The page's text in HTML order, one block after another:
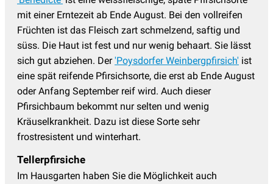
mit einer Erntezeit ab Ende August. Bei den vollreifen
Früchten ist das Fleisch zart schmelzend, saftig und
süss. Die Haut ist fest und nur wenig behaart. Sie lässt
sich gut abziehen. Der'Poysdorfer Weinbergpfirsich' ist
eine spät reifende Pfirsichsorte, die erst ab Ende August
oder Anfang September reif wird. Auch dieser
Pfirsichbaum bekommt nur selten und wenig
Kräuselkrankheit. Dazu ist diese Sorte sehr
frostresistent und winterhart.
Tellerpfirsiche
Im Hausgarten haben Sie die Möglichkeit auch